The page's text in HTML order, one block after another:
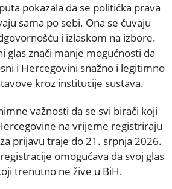
pokazala da se politička prava
sama po sebi. Ona se čuvaju
i izlaskom na izbore.
glas znači manje mogućnosti da
i Hercegovini snažno i legitimno
kroz institucije sustava.
važnosti da se svi birači koji
na vrijeme registriraju
prijavu traje do 21. srpnja 2026.
omogućava da svoj glas
trenutno ne žive u BiH.